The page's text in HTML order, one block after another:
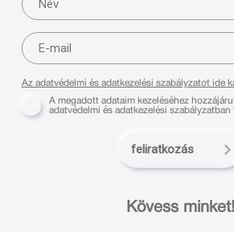
Kövess minket!
Az adatvédelmi és adatkezelési szabályzatot ide
A megadott adataim kezeléséhez
feliratkozás